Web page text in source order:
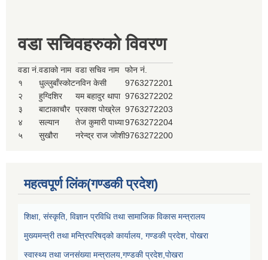
वडा सचिवहरुको विवरण
वडा नं. वडाको नाम वडा सचिव नाम
फोन नं.
१
धुल्लुबाँस्कोटनविन केसी
9763272201
२
हुग्दिशिर यम बहादुर थापा 9763272202
३
बाटाकाचौर प्रकाश पोख्रेल 9763272203
४
सल्यान तेज कुमारी पाध्या9763272204
५
सुखौरा नरेन्द्र राज जोशी9763272200
महत्वपूर्ण लिंक(गण्डकी प्रदेश)
शिक्षा, संस्कृति, विज्ञान प्रविधि तथा सामाजिक विकास मन्त्रालय
मुख्यमन्त्री तथा मन्त्रिपरिषद्को कार्यालय, गण्डकी प्रदेश, पोखरा
स्वास्थ्य तथा जनसंख्या मन्त्रालय,गण्डकी प्रदेश,पोखरा